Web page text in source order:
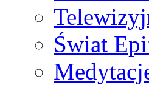
Świat